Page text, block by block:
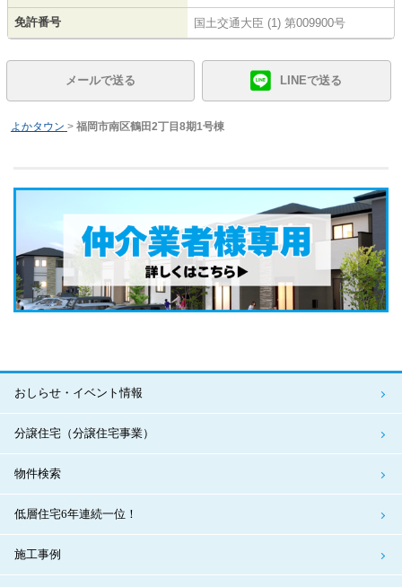
免許番号 国土交通大臣 (1) 第009900号
メールで送る LINEで送る
よかタウン > 福岡市南区鶴田2丁目8期1号棟
おしらせ・イベント情報
分譲住宅（分譲住宅事業）
物件検索
低層住宅6年連続一位！
施工事例